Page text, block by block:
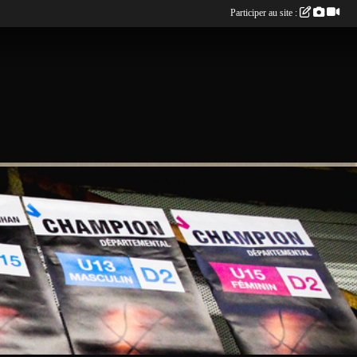
Participer au site :